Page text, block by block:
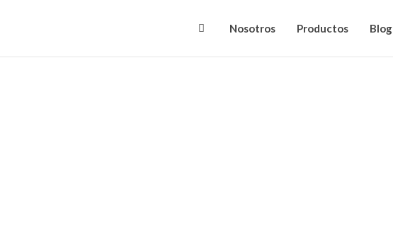
Nosotros Productos Blog